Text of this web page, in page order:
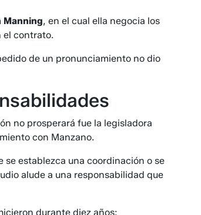
Manning, en el cual ella negocia los
el contrato.
de un pronunciamiento no dio
no prosperará fue la legisladora
con Manzano.
se establezca una coordinación o se
alude a una responsabilidad que
durante diez años: